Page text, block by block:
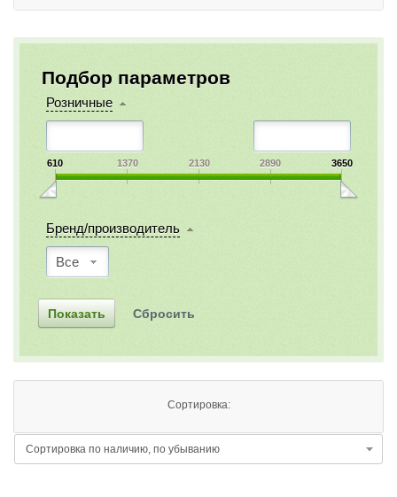
Подбор параметров
Розничные
610 1370 2130 2890 3650
Бренд/производитель
Все
Сортировка: